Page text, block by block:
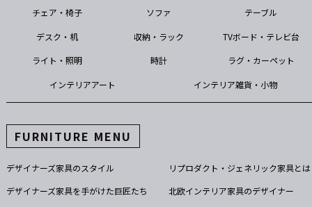
チェア・椅子 ソファ テーブル
デスク・机 収納・ラック TVボード・テレビ台
ライト・照明 時計 ラグ・カーペット
インテリアアート インテリア雑貨・小物
FURNITURE MENU
デザイナーズ家具のスタイル
リプロダクト・ジェネリック家具とは
デザイナーズ家具を手がけた巨匠たち
北欧インテリア家具のデザイナー